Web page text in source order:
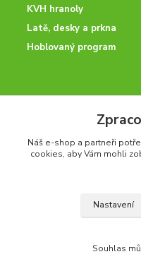
KVH hranoly
Latě, desky a prkna
Hoblovaný program
Potřebujete poradit?
+420 728 600
po - pá 7:00 - 15:00
Náš e-shop a partneři
cookies, aby Vám mohli
Nastavení
Souhlas